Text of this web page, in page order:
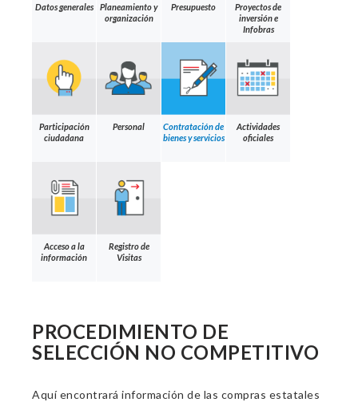
Datos generales
Planeamiento y
organización
Presupuesto
Proyectos de
inversión e
Infobras
Participación
ciudadana
Personal
Contratación de
bienes y servicios
Actividades
oficiales
Acceso a la
información
Registro de
Visitas
PROCEDIMIENTO DE
SELECCIÓN NO COMPETITIVO
Aquí encontrará información de las compras estatales